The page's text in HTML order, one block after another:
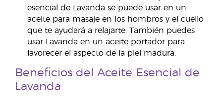
esencial de Lavanda se puede usar en un
aceite para masaje en los hombros y el cuello
que te ayudará a relajarte. También puedes
usar Lavanda en un aceite portador para
favorecer el aspecto de la piel madura.
Beneficios del Aceite Esencial de
Lavanda